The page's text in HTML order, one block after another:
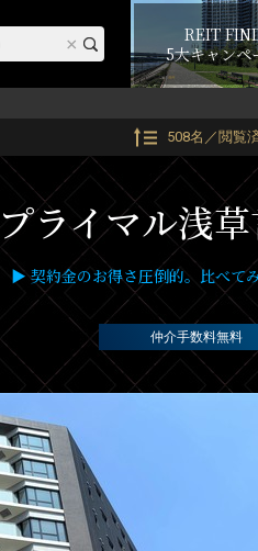
REIT
5大キャンペ
508名／閲覧
プライマル浅
▶ 契約金のお得さ圧倒的。比べて
仲介手数料無料